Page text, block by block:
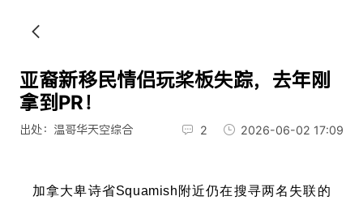
亚裔新移民情侣玩桨板失踪，去年刚
拿到PR！
出处：温哥华天空综合 2 2026-06-02 17:09
加拿大卑诗省Squamish附近仍在搜寻两名失联的